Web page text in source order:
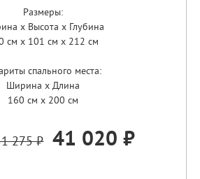
Размеры:
x Высота x Глубина
см x 101 см x 212 см
спального места:
Ширина x Длина
160 см x 200 см
275 ₽ 41 020 ₽